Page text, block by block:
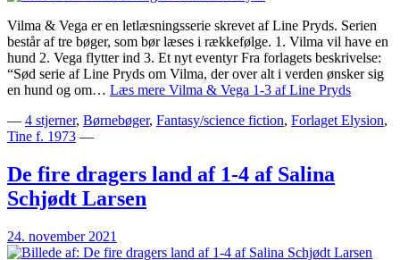
Vilma & Vega er en letlæsningsserie skrevet af Line Pryds. Serien
består af tre bøger, som bør læses i rækkefølge. 1. Vilma vil have en
hund 2. Vega flytter ind 3. Et nyt eventyr Fra forlagets beskrivelse:
“Sød serie af Line Pryds om Vilma, der over alt i verden ønsker sig
en hund og om… Læs mere Vilma & Vega 1-3 af Line Pryds
— 4 stjerner, Børnebøger, Fantasy/science fiction, Forlaget Elysion,
Tine f. 1973 —
De fire dragers land af 1-4 af Salina
Schjødt Larsen
24. november 2021